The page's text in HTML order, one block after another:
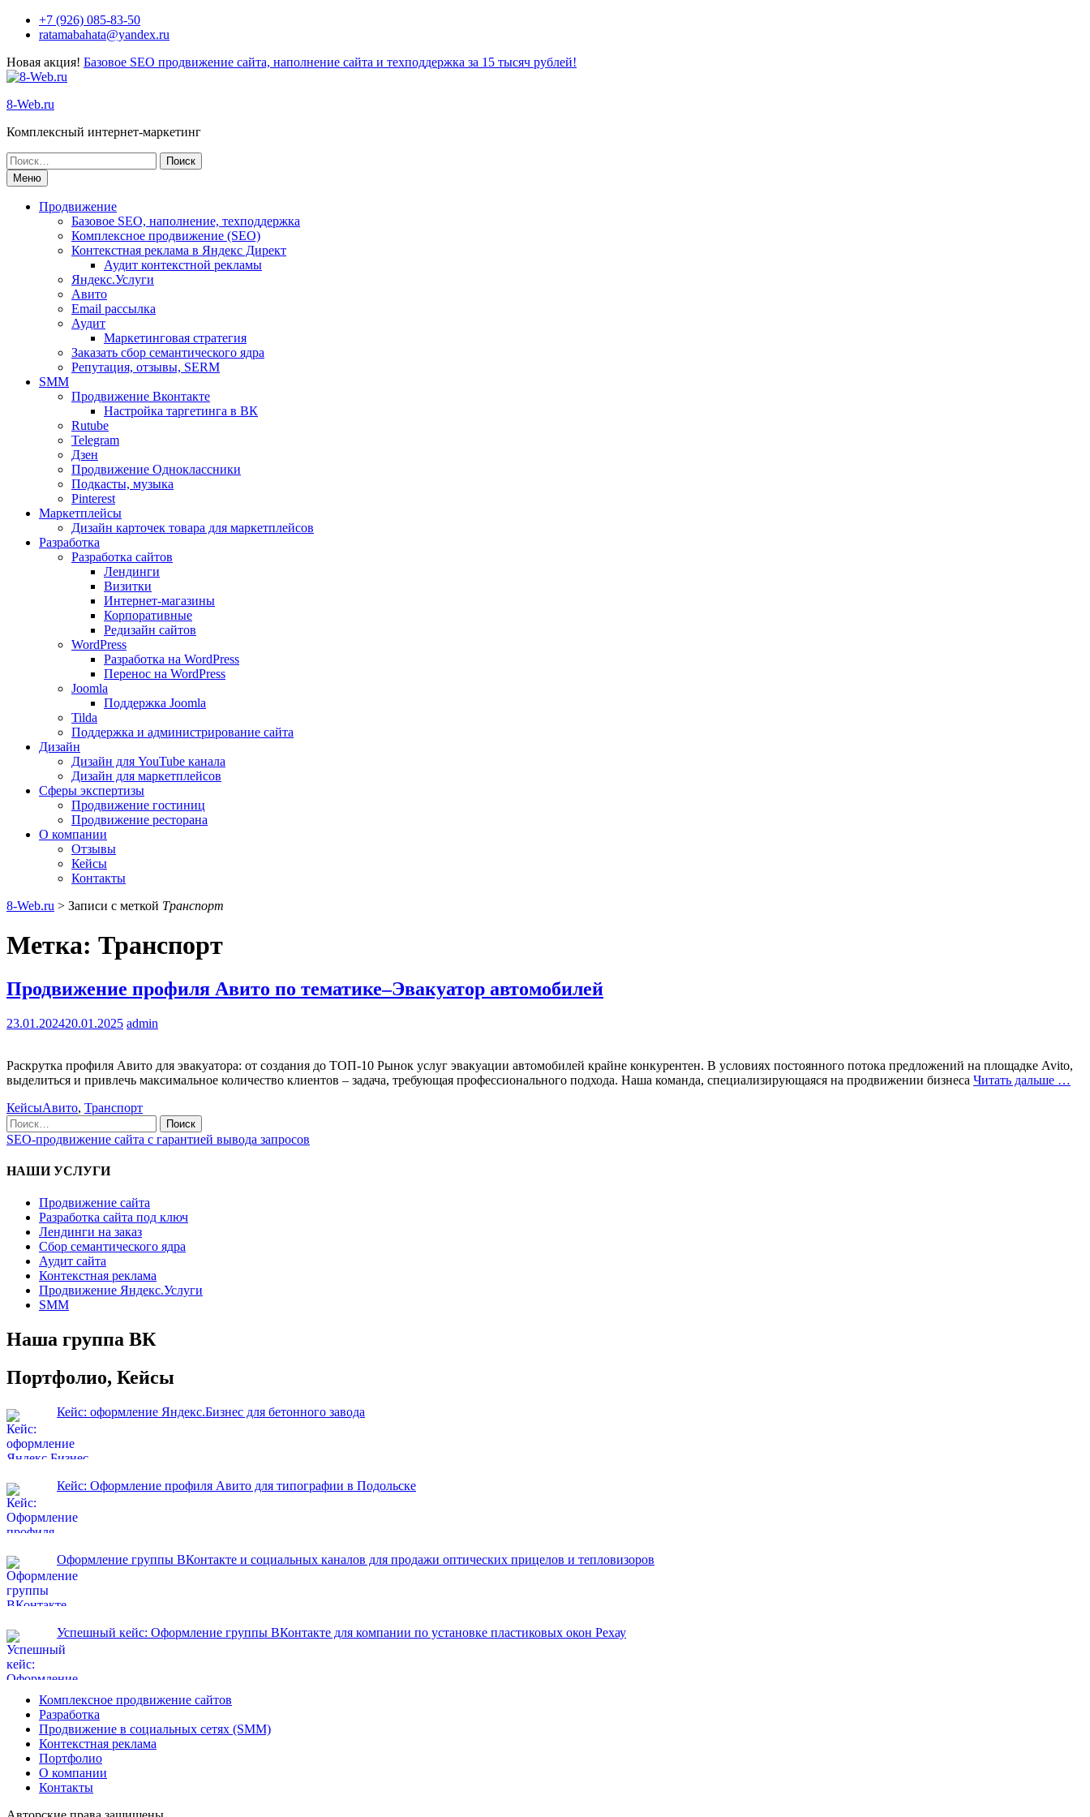
+7 (926) 085-83-50
ratamabahata@yandex.ru
Новая акция! Базовое SEO продвижение сайта, наполнение сайта и техподдержка за 15 тысяч рублей!
8-Web.ru
Комплексный интернет-маркетинг
Меню
Продвижение
Базовое SEO, наполнение, техподдержка
Комплексное продвижение (SEO)
Контекстная реклама в Яндекс Директ
Аудит контекстной рекламы
Яндекс.Услуги
Авито
Email рассылка
Аудит
Маркетинговая стратегия
Заказать сбор семантического ядра
Репутация, отзывы, SERM
SMM
Продвижение Вконтакте
Настройка таргетинга в ВК
Rutube
Telegram
Дзен
Продвижение Одноклассники
Подкасты, музыка
Pinterest
Маркетплейсы
Дизайн карточек товара для маркетплейсов
Разработка
Разработка сайтов
Лендинги
Визитки
Интернет-магазины
Корпоративные
Редизайн сайтов
WordPress
Разработка на WordPress
Перенос на WordPress
Joomla
Поддержка Joomla
Tilda
Поддержка и администрирование сайта
Дизайн
Дизайн для YouTube канала
Дизайн для маркетплейсов
Сферы экспертизы
Продвижение гостиниц
Продвижение ресторана
О компании
Отзывы
Кейсы
Контакты
8-Web.ru > Записи с меткой Транспорт
Метка: Транспорт
Продвижение профиля Авито по тематике–Эвакуатор автомобилей
23.01.202420.01.2025 admin
Раскрутка профиля Авито для эвакуатора: от создания до ТОП-10 Рынок услуг эвакуации автомобилей крайне конкурентен. В условиях постоянного потока предложений на площадке Avito,
выделиться и привлечь максимальное количество клиентов – задача, требующая профессионального подхода. Наша команда, специализирующаяся на продвижении бизнеса Читать дальше …
КейсыАвито, Транспорт
SEO-продвижение сайта с гарантией вывода запросов
НАШИ УСЛУГИ
Продвижение сайта
Разработка сайта под ключ
Лендинги на заказ
Сбор семантического ядра
Аудит сайта
Контекстная реклама
Продвижение Яндекс.Услуги
SMM
Наша группа ВК
Портфолио, Кейсы
Кейс: оформление Яндекс.Бизнес для бетонного завода
Кейс: Оформление профиля Авито для типографии в Подольске
Оформление группы ВКонтакте и социальных каналов для продажи оптических прицелов и тепловизоров
Успешный кейс: Оформление группы ВКонтакте для компании по установке пластиковых окон Рехау
Комплексное продвижение сайтов
Разработка
Продвижение в социальных сетях (SMM)
Контекстная реклама
Портфолио
О компании
Контакты